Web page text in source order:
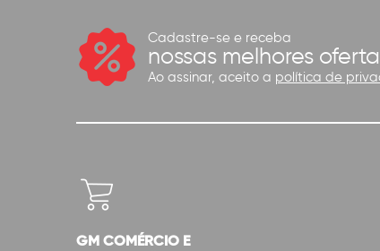
Cadastre-se e receba
nossas melhores
Ao assinar, aceito a política de
GM COMÉRCIO E